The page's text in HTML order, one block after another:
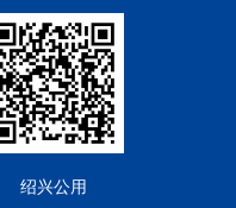
绍兴公用